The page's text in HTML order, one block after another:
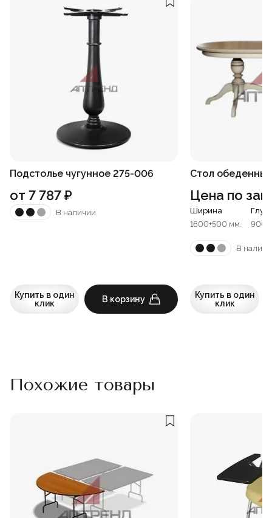
Подстолье чугунное 275-006
от 7 787₽
В наличии
Купить в один
клик
В корзину
Стол
Цена по
Ширина
1600+500 мм.
900
В
Купить в один
клик
Похожие товары